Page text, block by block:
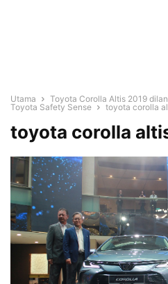
Utama
Toyota Corolla Altis 2019
Toyota Safety Sense
toyota corolla
toyota corolla